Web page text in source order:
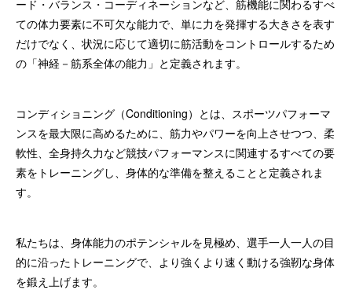
ード・バランス・コーディネーションなど、筋機能に関わるすべ
ての体力要素に不可欠な能力で、単に力を発揮する大きさを表す
だけでなく、状況に応じて適切に筋活動をコントロールするため
の「神経－筋系全体の能力」と定義されます。
コンディショニング（Conditioning）とは、スポーツパフォーマ
ンスを最大限に高めるために、筋力やパワーを向上させつつ、柔
軟性、全身持久力など競技パフォーマンスに関連するすべての要
素をトレーニングし、身体的な準備を整えることと定義されま
す。
私たちは、身体能力のポテンシャルを見極め、選手一人一人の目
的に沿ったトレーニングで、より強くより速く動ける強靭な身体
を鍛え上げます。